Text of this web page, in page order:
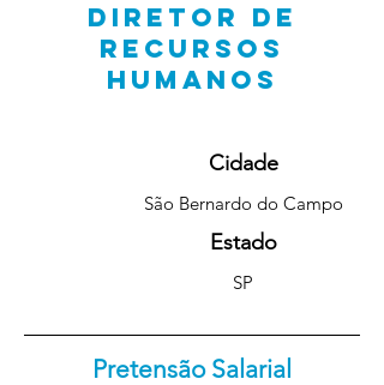
DIRETOR DE
RECURSOS
HUMANOS
Cidade
São Bernardo do Campo
Estado
SP
Pretensão Salarial